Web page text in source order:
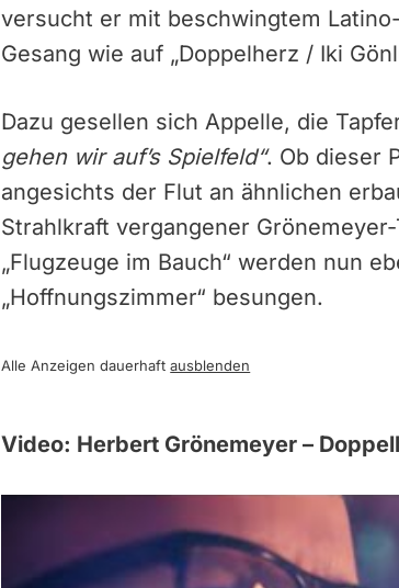
versucht er mit beschwingtem
Gesang wie auf „Doppelherz / Iki
Dazu gesellen sich Appelle, die
gehen wir auf’s Spielfeld“. Ob dieser
angesichts der Flut an ähnlichen
Strahlkraft vergangener
„Flugzeuge im Bauch“ werden nun
„Hoffnungszimmer“ besungen.
Alle Anzeigen dauerhaftausblenden
Video: Herbert Grönemeyer –